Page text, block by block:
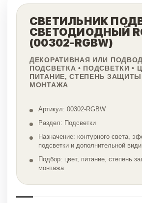
СВЕТИЛЬНИК
СВЕТОДИОДНЫЙ
(00302-RGBW)
ДЕКОРАТИВНАЯ ИЛИ
ПОДСВЕТКА • ПОДСВЕТКИ •
ПИТАНИЕ, СТЕПЕНЬ
МОНТАЖА
Артикул: 00302-RGBW
Раздел: Подсветки
Назначение: контурного света,
подсветки и дополнительной
Подбор: цвет, питание, степень
монтажа